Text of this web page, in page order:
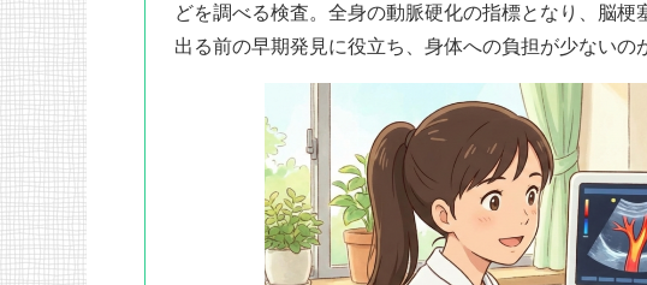
どを調べる検査。全身の動脈硬化の指標となり、脳
出る前の早期発見に役立ち、身体への負担が少ないの